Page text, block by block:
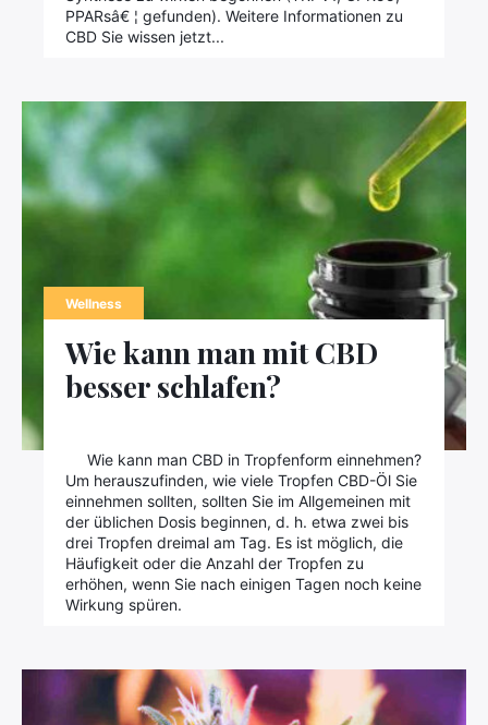
PPARsâ€ ¦ gefunden). Weitere Informationen zu
CBD Sie wissen jetzt...
Wellness
Wie kann man mit CBD
besser schlafen?
Wie kann man CBD in Tropfenform einnehmen?
Um herauszufinden, wie viele Tropfen CBD-Öl Sie
einnehmen sollten, sollten Sie im Allgemeinen mit
der üblichen Dosis beginnen, d. h. etwa zwei bis
drei Tropfen dreimal am Tag. Es ist möglich, die
Häufigkeit oder die Anzahl der Tropfen zu
erhöhen, wenn Sie nach einigen Tagen noch keine
Wirkung spüren.